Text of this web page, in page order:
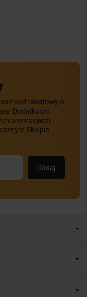
kod rabatowy o
Dodatkowo,
promocjach,
Sklepie